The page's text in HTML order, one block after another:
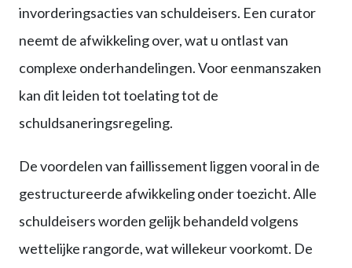
invorderingsacties van schuldeisers. Een curator
neemt de afwikkeling over, wat u ontlast van
complexe onderhandelingen. Voor eenmanszaken
kan dit leiden tot toelating tot de
schuldsaneringsregeling.
De voordelen van faillissement liggen vooral in de
gestructureerde afwikkeling onder toezicht. Alle
schuldeisers worden gelijk behandeld volgens
wettelijke rangorde, wat willekeur voorkomt. De